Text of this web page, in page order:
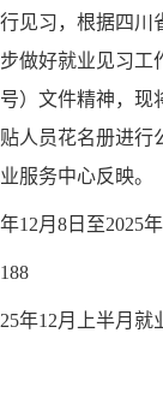
见习，根据四川
做好就业见习工
）文件精神，现
人员花名册进行
服务中心反映。
年12月8 日至2025年
年12月上半月就